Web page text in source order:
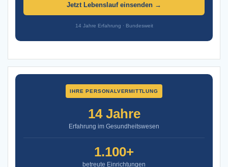
Jetzt Lebenslauf einsenden →
14 Jahre Erfahrung · Bundesweit
IHRE PERSONALVERMITTLUNG
14 Jahre
Erfahrung im Gesundheitswesen
1.100+
betreute Einrichtungen